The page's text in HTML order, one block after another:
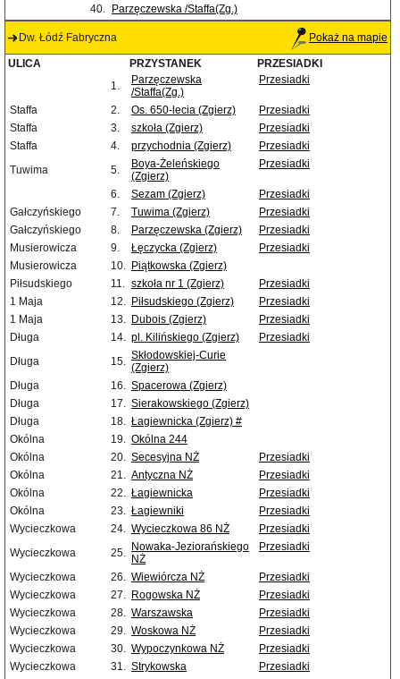
40.
Parzęczewska /Staffa(Zg.)
Dw. Łódź Fabryczna Pokaż na mapie
ULICA PRZYSTANEK
PRZESIADKI
1.
Parzęczewska
/Staffa(Zg.)
Przesiadki
Staffa 2. Os. 650-lecia (Zgierz)
Przesiadki
Staffa
3. szkoła (Zgierz)
Przesiadki
Staffa
4. przychodnia (Zgierz)
Przesiadki
Tuwima
5.
Boya-Żeleńskiego
(Zgierz)
Przesiadki
6. Sezam (Zgierz)
Przesiadki
Gałczyńskiego
7. Tuwima (Zgierz)
Przesiadki
Gałczyńskiego
8. Parzęczewska (Zgierz)
Przesiadki
Musierowicza
9. Łęczycka (Zgierz)
Przesiadki
Musierowicza
10. Piątkowska (Zgierz)
Piłsudskiego
11. szkoła nr 1 (Zgierz)
Przesiadki
1 Maja
12. Piłsudskiego (Zgierz)
Przesiadki
1 Maja
13. Dubois (Zgierz)
Przesiadki
Długa
14. pl. Kilińskiego (Zgierz)
Przesiadki
Długa
15. Skłodowskiej-Curie
(Zgierz)
Długa
16. Spacerowa (Zgierz)
Długa
17. Sierakowskiego (Zgierz)
Długa
18. Łagiewnicka (Zgierz) #
Okólna
19. Okólna 244
Okólna
20. Secesyjna NŻ
Przesiadki
Okólna
21. Antyczna NŻ
Przesiadki
Okólna
22. Łagiewnicka
Przesiadki
Okólna
23. Łagiewniki
Przesiadki
Wycieczkowa
24. Wycieczkowa 86 NŻ
Przesiadki
Wycieczkowa
25. Nowaka-Jeziorańskiego
NŻ
Przesiadki
Wycieczkowa 26. Wiewiórcza NŻ
Przesiadki
Wycieczkowa
27. Rogowska NŻ
Przesiadki
Wycieczkowa
28. Warszawska
Przesiadki
Wycieczkowa
29. Woskowa NŻ
Przesiadki
Wycieczkowa
30. Wypoczynkowa NŻ
Przesiadki
Wycieczkowa
31. Strykowska
Przesiadki